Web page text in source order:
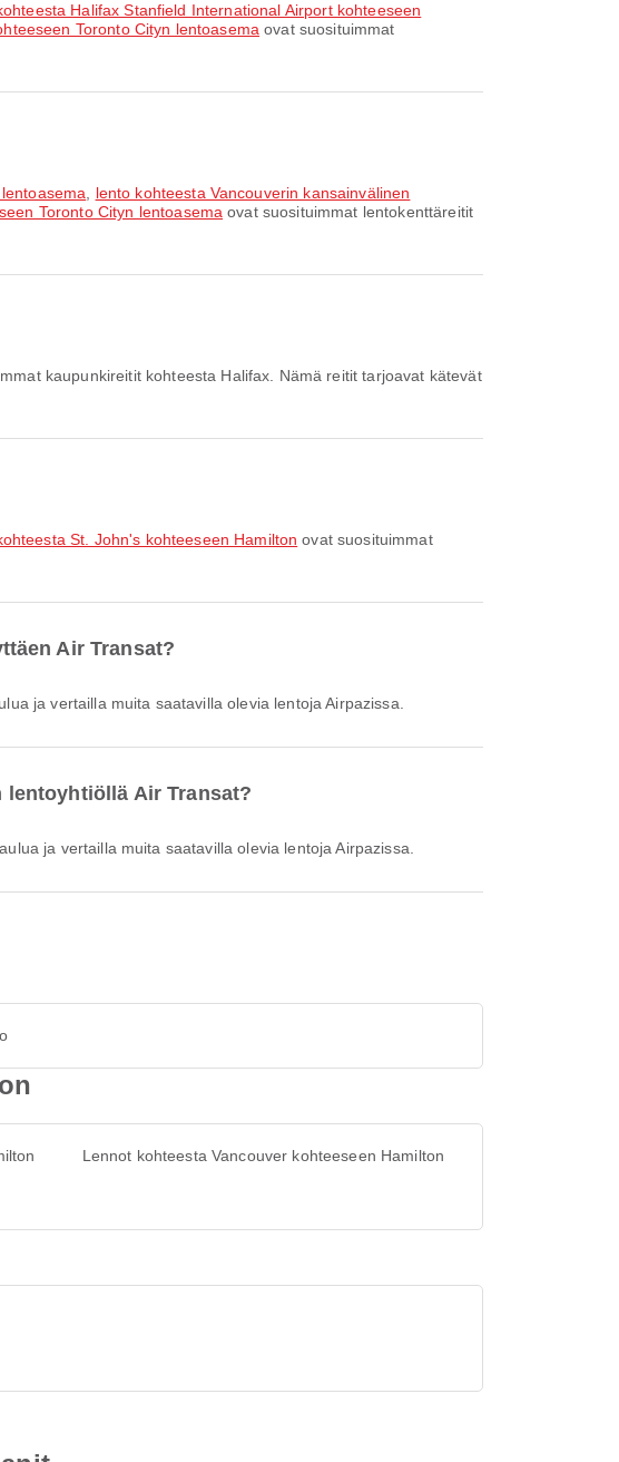
Halifax Stanfield International Airport kohteeseen
Toronto Cityn lentoasema ovat suosituimmat
lento kohteesta Vancouverin kansainvälinen
Toronto Cityn lentoasema ovat suosituimmat lentokenttäreitit
kaupunkireitit kohteesta Halifax. Nämä reitit tarjoavat kätevät
St. John's kohteeseen Hamilton ovat suosituimmat
Air Transat?
ja vertailla muita saatavilla olevia lentoja Airpazissa.
Air Transat?
ja vertailla muita saatavilla olevia lentoja Airpazissa.
Lennot kohteesta Vancouver kohteeseen Hamilton